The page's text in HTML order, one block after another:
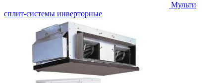
Мульти
сплит-системы инверторные